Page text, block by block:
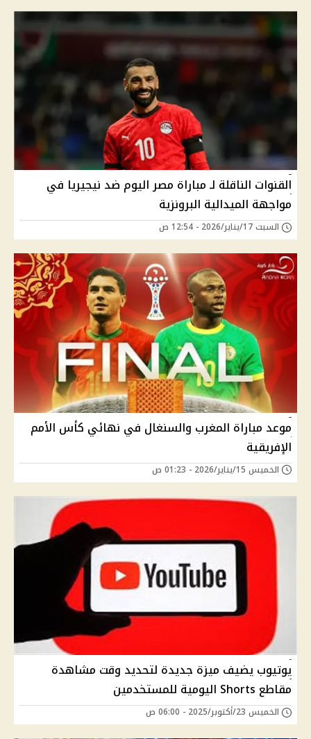
القنوات الناقلة لـ مباراة مصر اليوم ضد نيجيريا في
مواجهة الميدالية البرونزية
السبت 17/يناير/2026 - 12:54 ص
موعد مباراة المغرب والسنغال في نهائي كأس الأمم
الإفريقية
الخميس 15/يناير/2026 - 01:23 ص
يوتيوب يضيف ميزة جديدة لتحديد وقت مشاهدة
مقاطع Shorts اليومية للمستخدمين
الخميس 23/أكتوبر/2025 - 06:00 ص